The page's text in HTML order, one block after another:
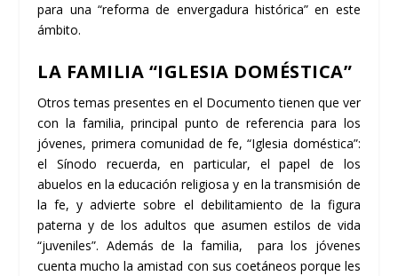
para una “reforma de envergadura histórica” en este
ámbito.
LA FAMILIA “IGLESIA DOMÉSTICA”
Otros temas presentes en el Documento tienen que ver
con la familia, principal punto de referencia para los
jóvenes, primera comunidad de fe, “Iglesia doméstica”:
el Sínodo recuerda, en particular, el papel de los
abuelos en la educación religiosa y en la transmisión de
la fe, y advierte sobre el debilitamiento de la figura
paterna y de los adultos que asumen estilos de vida
“juveniles”. Además de la familia, para los jóvenes
cuenta mucho la amistad con sus coetáneos porque les